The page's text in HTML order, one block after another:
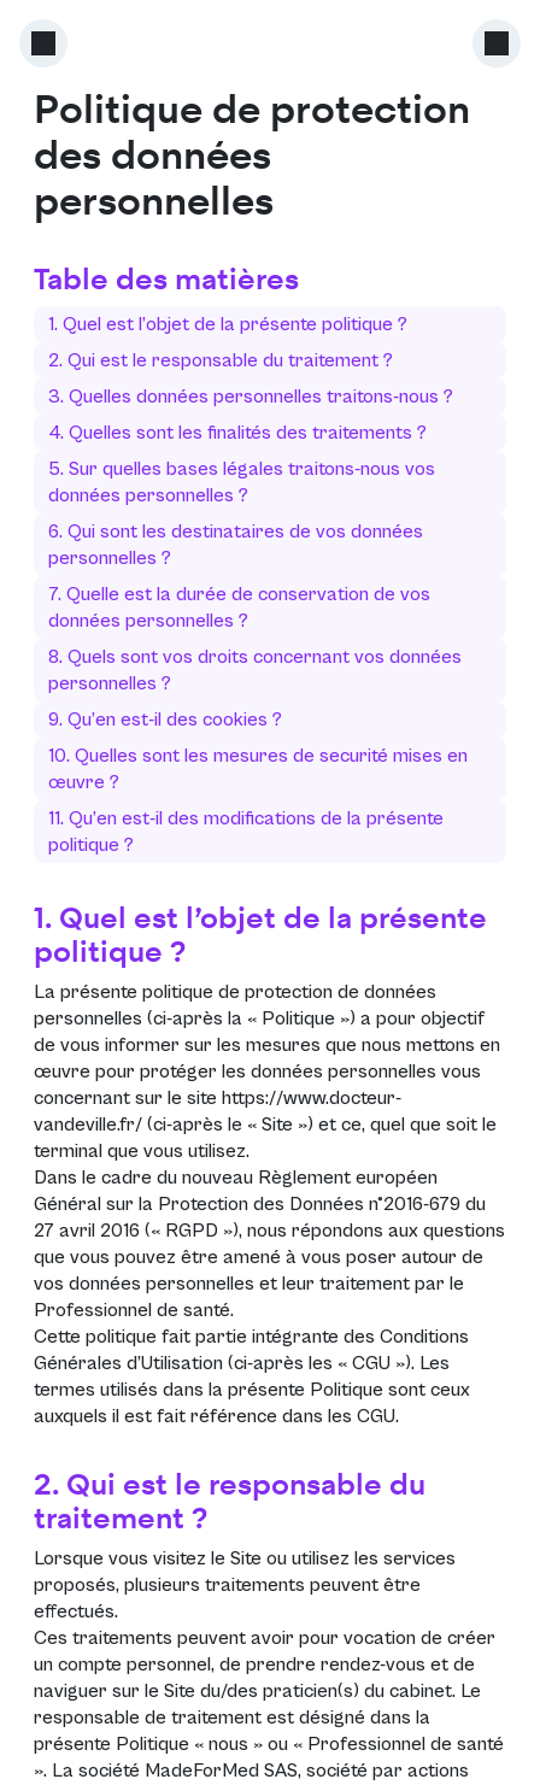
Politique de protection
des données
personnelles
Table des matières
1. Quel est l’objet de la présente politique ?
2. Qui est le responsable du traitement ?
3. Quelles données personnelles traitons-nous ?
4. Quelles sont les finalités des traitements ?
5. Sur quelles bases légales traitons-nous vos
données personnelles ?
6. Qui sont les destinataires de vos données
personnelles ?
7. Quelle est la durée de conservation de vos
données personnelles ?
8. Quels sont vos droits concernant vos données
personnelles ?
9. Qu’en est-il des cookies ?
10. Quelles sont les mesures de securité mises en
œuvre ?
11. Qu’en est-il des modifications de la présente
politique ?
1. Quel est l’objet de la présente
politique ?
La présente politique de protection de données
personnelles (ci-après la « Politique ») a pour objectif
de vous informer sur les mesures que nous mettons en
œuvre pour protéger les données personnelles vous
concernant sur le site https://www.docteur-
vandeville.fr/ (ci-après le « Site ») et ce, quel que soit le
terminal que vous utilisez.
Dans le cadre du nouveau Règlement européen
Général sur la Protection des Données n°2016-679 du
27 avril 2016 (« RGPD »), nous répondons aux questions
que vous pouvez être amené à vous poser autour de
vos données personnelles et leur traitement par le
Professionnel de santé.
Cette politique fait partie intégrante des Conditions
Générales d’Utilisation (ci-après les « CGU »). Les
termes utilisés dans la présente Politique sont ceux
auxquels il est fait référence dans les CGU.
2. Qui est le responsable du
traitement ?
Lorsque vous visitez le Site ou utilisez les services
proposés, plusieurs traitements peuvent être
effectués.
Ces traitements peuvent avoir pour vocation de créer
un compte personnel, de prendre rendez-vous et de
naviguer sur le Site du/des praticien(s) du cabinet. Le
responsable de traitement est désigné dans la
présente Politique « nous » ou « Professionnel de santé
». La société MadeForMed SAS, société par actions